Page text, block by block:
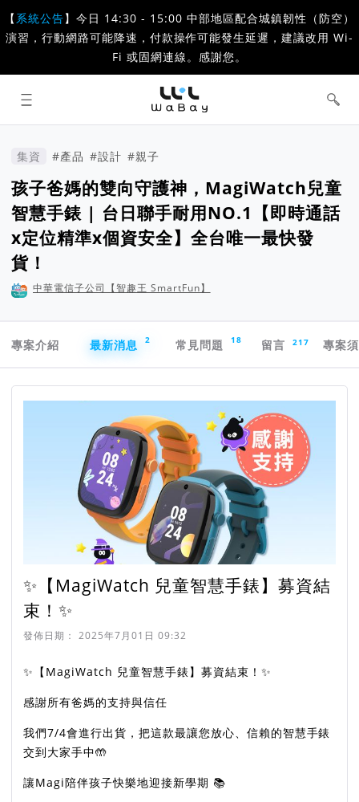
【 系統公告】今日 14:30 - 15:00 中部地區配合城鎮韌性（防空）
演習，行動網路可能降速，付款操作可能發生延遲，建議改用 Wi-
Fi 或固網連線。感謝您。
WaBay 挖貝 | 台灣最值得信賴的群眾
集資 / 群眾募資平台
集資 #產品 #設計 #親子
孩子爸媽的雙向守護神，MagiWatch兒童
智慧手錶 | 台日聯手耐用NO.1【即時通話
x定位精準x個資安全】全台唯一最快發
貨！
中華電信子公司【智趣王 SmartFun】
專案介紹
最新消息 2 常見問題 18 留言 217 專案
✨【MagiWatch 兒童智慧手錶】募資結
束！✨
發佈日期： 2025年7月01日 09:32
✨【MagiWatch 兒童智慧手錶】募資結束！✨
感謝所有爸媽的支持與信任
我們7/4會進行出貨，把這款最讓您放心、信賴的智慧手錶
交到大家手中🤲
讓Magi陪伴孩子快樂地迎接新學期 📚